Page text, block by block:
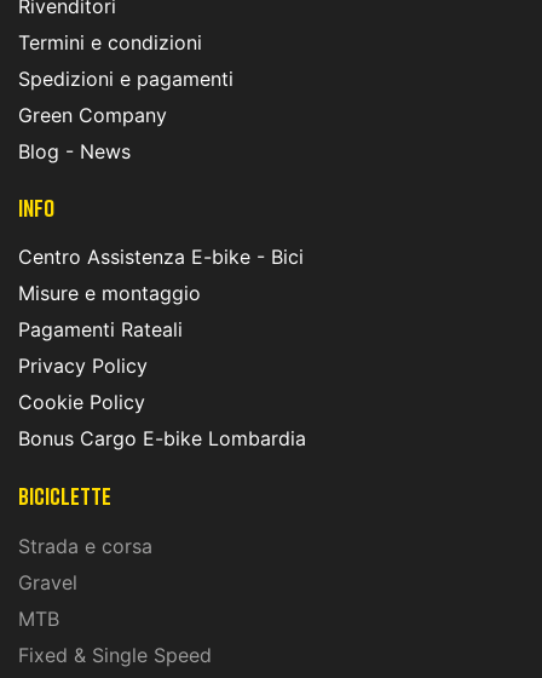
Rivenditori
Termini e condizioni
Spedizioni e pagamenti
Green Company
Blog - News
INFO
Centro Assistenza E-bike - Bici
Misure e montaggio
Pagamenti Rateali
Privacy Policy
Cookie Policy
Bonus Cargo E-bike Lombardia
Biciclette
Strada e corsa
Gravel
MTB
Fixed & Single Speed